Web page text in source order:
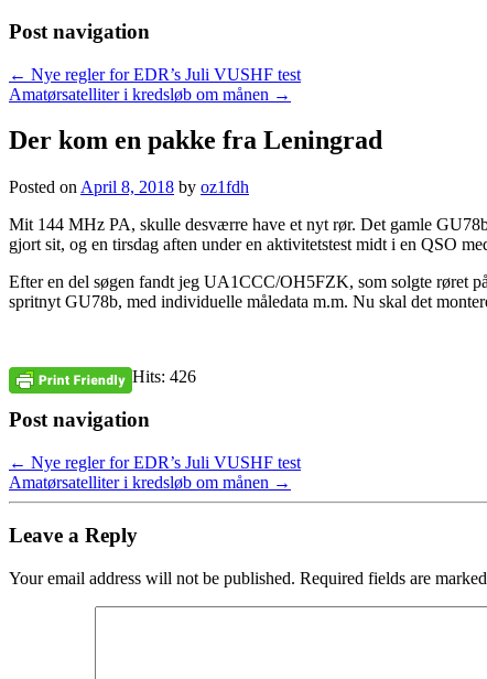
Post navigation
← Nye regler for EDR’s Juli VUSHF test
Amatørsatelliter i kredsløb om månen →
Der kom en pakke fra Leningrad
Posted on April 8, 2018 by oz1fdh
Mit 144 MHz PA, skulle desværre have et nyt rør. Det gamle
gjort sit, og en tirsdag aften under en aktivitetstest midt i en QSO
Efter en del søgen fandt jeg UA1CCC/OH5FZK, som solgte røret
spritnyt GU78b, med individuelle måledata m.m. Nu skal det
Hits: 426
Post navigation
← Nye regler for EDR’s Juli VUSHF test
Amatørsatelliter i kredsløb om månen →
Leave a Reply
Your email address will not be published. Required fields are marked